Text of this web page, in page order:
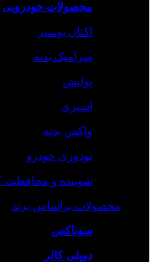
محصولات خودرویی
اکتان بوستر
سرامیک بدنه
پولیش
اسپری
واکس بدنه
تودوزی خودرو
شوینده و محافظت
محصولات براساس برند
سوناکس
دوپلی کالر